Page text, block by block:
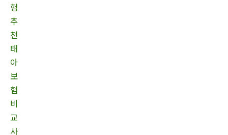
험
추
천
태
아
보
험
비
교
사